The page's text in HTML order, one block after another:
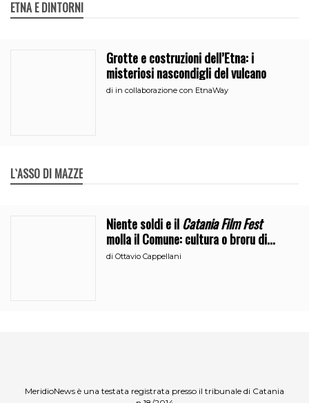
ETNA E DINTORNI
Grotte e costruzioni dell’Etna: i
misteriosi nascondigli del vulcano
di in collaborazione con EtnaWay
L`ASSO DI MAZZE
Niente soldi e ilCatania Film Fest
molla il Comune: cultura o broru di
ciciri?
diOttavio Cappellani
MeridioNews è una testata registrata presso il tribunale di Catania